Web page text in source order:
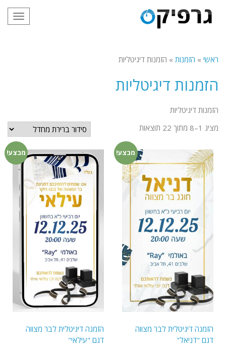
ראשי » הזמנות » הזמנות דיגיטליות
הזמנות דיגיטליות
הזמנות דיגיטליות
מציג 1–8 מתוך 22 תוצאות
מבצע!
הזמנה דיגיטלית לבר מצווה
דגם "דניאל"
מבצע!
הזמנה דיגיטלית לבר מצווה
דגם "עילאי"